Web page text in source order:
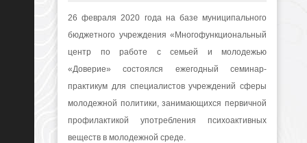
26 февраля 2020 года на базе муниципального
бюджетного учреждения «Многофункциональный
центр по работе с семьей и молодежью
«Доверие» состоялся ежегодный семинар-
практикум для специалистов учреждений сферы
молодежной политики, занимающихся первичной
профилактикой употребления психоактивных
веществ в молодежной среде.